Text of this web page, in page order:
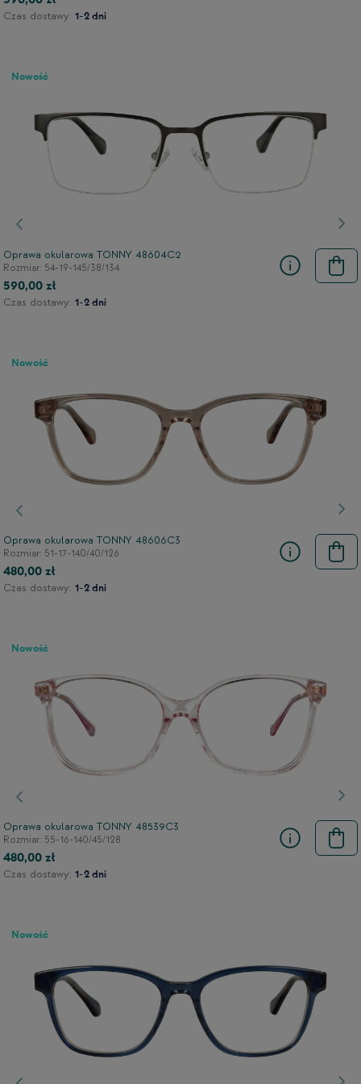
Czas dostawy: 1-2 dni
Poprzedni
Nowość
Oprawa okularowa TONNY 48604C2
Rozmiar: 54-19-145/38/134
590,00 zł
Czas dostawy: 1-2 dni
Poprzedni
Nowość
Oprawa okularowa TONNY 48606C3
Rozmiar: 51-17-140/40/126
480,00 zł
Czas dostawy: 1-2 dni
Poprzedni
Nowość
Oprawa okularowa TONNY 48539C3
Rozmiar: 55-16-140/45/128
480,00 zł
Czas dostawy: 1-2 dni
Nowość